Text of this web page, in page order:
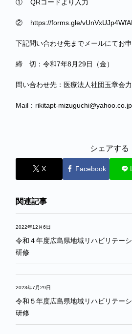
① QRコードより入力
② https://forms.gle/
下記問い合わせ先までメールにてお
締 切：令和7年8月29日（金）
問い合わせ先：医療法人社団玉章会
Mail：rikitapt-mizuguchi@yahoo.co.jp
シェアする
X Facebook
関連記事
2022年12月6日
令和４年度広島県地域リハビリテー
研修
2023年7月29日
令和５年度広島県地域リハビリテー
研修